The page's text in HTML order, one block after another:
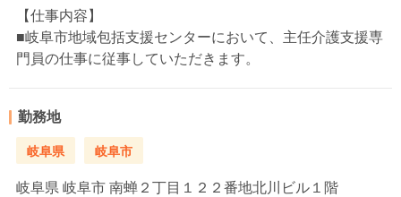
【仕事内容】
■岐阜市地域包括支援センターにおいて、主任介護支援専
門員の仕事に従事していただきます。
勤務地
岐阜県 岐阜市
岐阜県 岐阜市 南蝉２丁目１２２番地北川ビル１階